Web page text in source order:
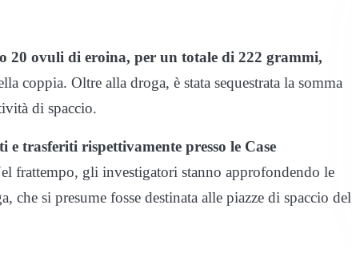
20 ovuli di eroina, per un totale di 222 grammi,
coppia. Oltre alla droga, è stata sequestrata la somma
di spaccio.
e trasferiti rispettivamente presso le Case
frattempo, gli investigatori stanno approfondendo le
che si presume fosse destinata alle piazze di spaccio del